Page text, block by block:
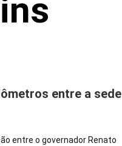
entre a sede
entre o governador Renato